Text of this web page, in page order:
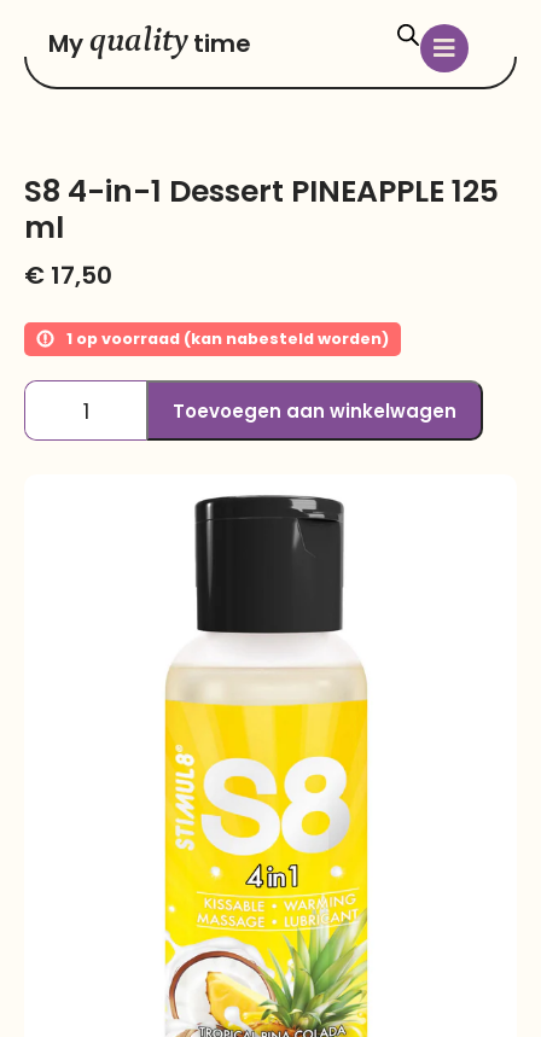
Myquality time
S8 4-in-1 Dessert PINEAPPLE 125
ml
€ 17,50
1 op voorraad (kan nabesteld worden)
Toevoegen aan winkelwagen